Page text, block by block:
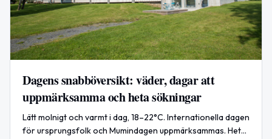
Dagens snabböversikt: väder, dagar att
uppmärksamma och heta sökningar
Lätt molnigt och varmt i dag, 18–22°C. Internationella dagen
för ursprungsfolk och Mumindagen uppmärksammas. Heta